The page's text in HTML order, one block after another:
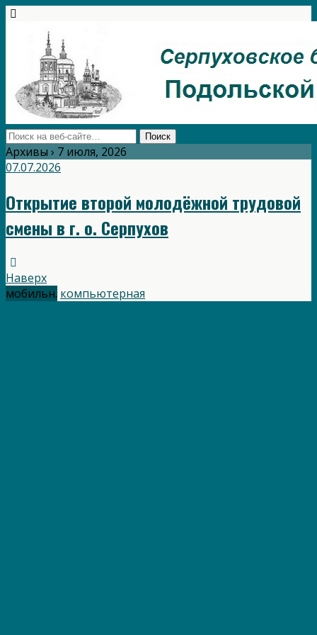
Архивы › 7 июля, 2026
07.07.2026
Открытие второй молодёжной трудовой
смены в г. о. Серпухов
Наверх
мобильн. компьютерная